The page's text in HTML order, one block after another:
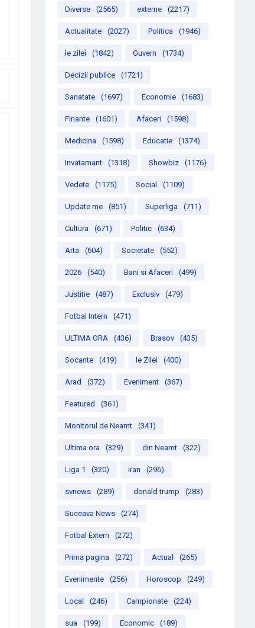
Diverse (2565) externe (2217)
Actualitate (2027) Politica (1946)
le zilei (1842) Guvern (1734)
Decizii publice (1721)
Sanatate (1697) Economie (1683)
Finante (1601) Afaceri (1598)
Medicina (1598) Educatie (1374)
Invatamant (1318) Showbiz (1176)
Vedete (1175) Social (1109)
Update me (851) Superliga (711)
Cultura (671) Politic (634)
Arta (604) Societate (552)
2026 (540) Bani si Afaceri (499)
Justitie (487) Exclusiv (479)
Fotbal Intern (471)
ULTIMA ORA (436) Brasov (435)
Socante (419) le Zilei (400)
Arad (372) Eveniment (367)
Featured (361)
Monitorul de Neamt (341)
Ultima ora (329) din Neamt (322)
Liga 1 (320) iran (296)
svnews (289) donald trump (283)
Suceava News (274)
Fotbal Extern (272)
Prima pagina (272) Actual (265)
Evenimente (256) Horoscop (249)
Local (246) Campionate (224)
sua (199) Economic (189)